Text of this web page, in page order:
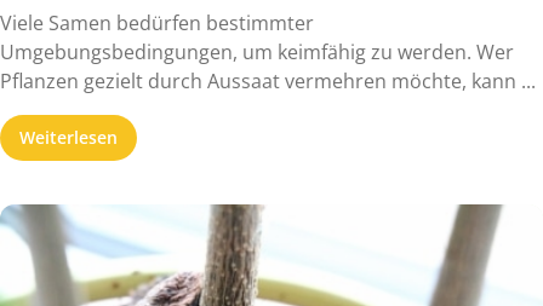
Viele Samen bedürfen bestimmter
Umgebungsbedingungen, um keimfähig zu werden. Wer
Pflanzen gezielt durch Aussaat vermehren möchte, kann ...
Weiterlesen